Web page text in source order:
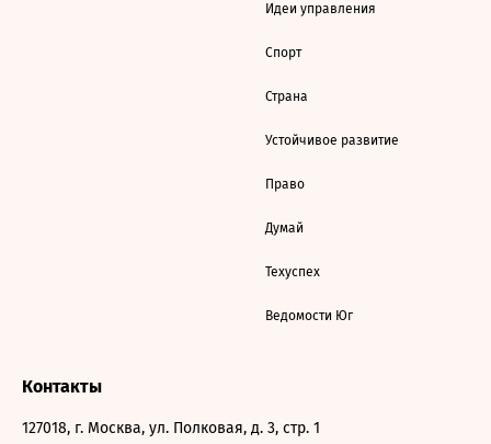
Идеи управления
Спорт
Страна
Устойчивое развитие
Право
Думай
Техуспех
Ведомости Юг
Контакты
127018, г. Москва, ул. Полковая, д. 3, стр. 1